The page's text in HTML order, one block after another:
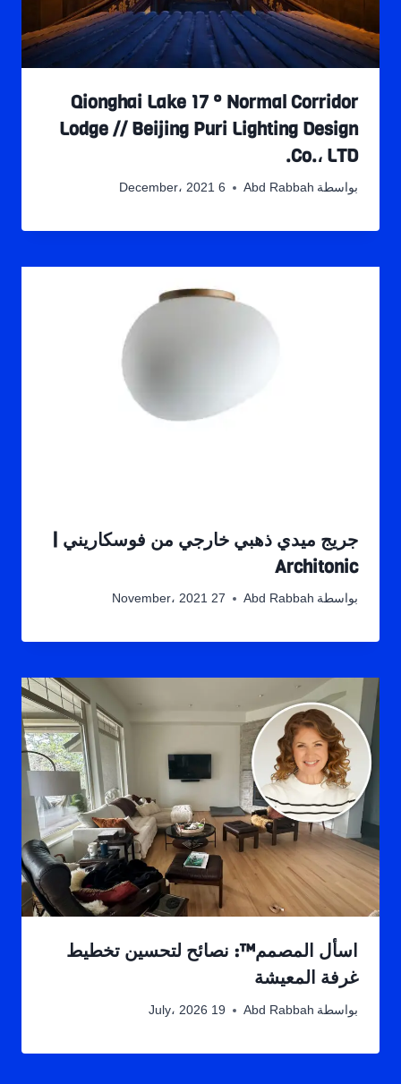
Qionghai Lake 17 ° Normal Corridor
Lodge // Beijing Puri Lighting Design
Co.، LTD.
بواسطة Abd Rabbah 6 December، 2021
جريج ميدي ذهبي خارجي من فوسكاريني |
Architonic
بواسطة Abd Rabbah 27 November، 2021
اسأل المصمم™: نصائح لتحسين تخطيط
غرفة المعيشة
بواسطة Abd Rabbah 19 July، 2026